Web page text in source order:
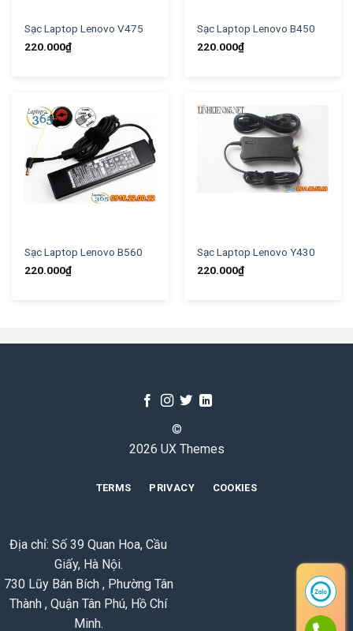
Sạc Laptop Lenovo V475
220.000₫
Sạc Laptop Lenovo B450
220.000₫
Sạc Laptop Lenovo B560
220.000₫
Sạc Laptop Lenovo Y430
220.000₫
©
2026 UX Themes
TERMS PRIVACY COOKIES
Địa chỉ: Số 39 Quan Hoa, Cầu
Giấy, Hà Nội.
730 Lũy Bán Bích , Phường Tân
Thành , Quận Tân Phú, Hồ Chí
Minh.